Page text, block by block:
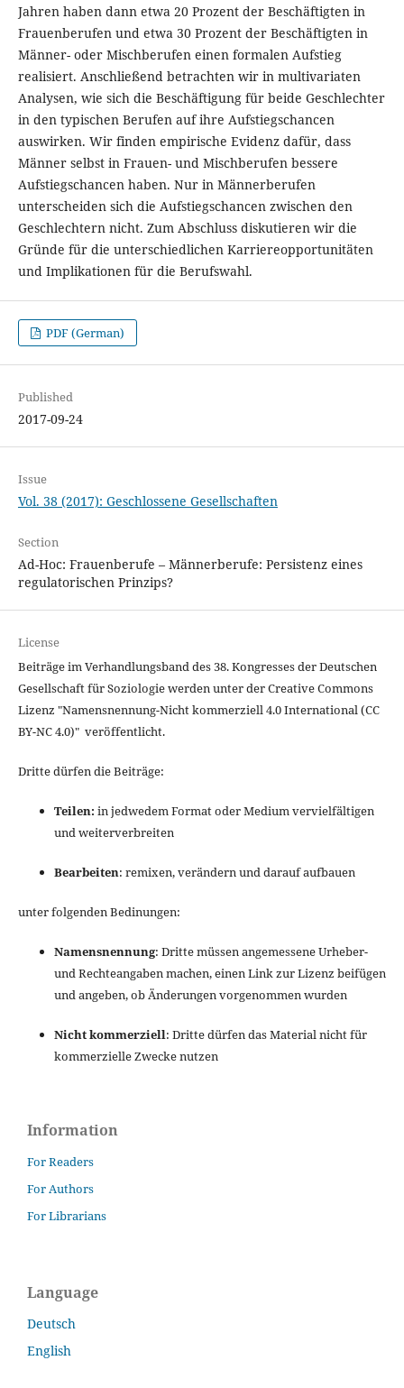
Jahren haben dann etwa 20 Prozent der Beschäftigten in
Frauenberufen und etwa 30 Prozent der Beschäftigten in
Männer- oder Mischberufen einen formalen Aufstieg
realisiert. Anschließend betrachten wir in multivariaten
Analysen, wie sich die Beschäftigung für beide Geschlechter
in den typischen Berufen auf ihre Aufstiegschancen
auswirken. Wir finden empirische Evidenz dafür, dass
Männer selbst in Frauen- und Mischberufen bessere
Aufstiegschancen haben. Nur in Männerberufen
unterscheiden sich die Aufstiegschancen zwischen den
Geschlechtern nicht. Zum Abschluss diskutieren wir die
Gründe für die unterschiedlichen Karriereopportunitäten
und Implikationen für die Berufswahl.
PDF (German)
Published
2017-09-24
Issue
Vol. 38 (2017): Geschlossene Gesellschaften
Section
Ad-Hoc: Frauenberufe – Männerberufe: Persistenz eines
regulatorischen Prinzips?
License
Beiträge im Verhandlungsband des 38. Kongresses der Deutschen
Gesellschaft für Soziologie werden unter der Creative Commons
Lizenz "Namensnennung-Nicht kommerziell 4.0 International(CC
BY-NC 4.0)" veröffentlicht.
Dritte dürfen die Beiträge:
Teilen: in jedwedem Format oder Medium vervielfältigen
und weiterverbreiten
Bearbeiten: remixen, verändern und darauf aufbauen
unter folgenden Bedinungen:
Namensnennung: Dritte müssen angemessene Urheber-
und Rechteangaben machen, einen Link zur Lizenz beifügen
und angeben, ob Änderungen vorgenommen wurden
Nicht kommerziell: Dritte dürfen das Material nicht für
kommerzielle Zwecke nutzen
Information
For Readers
For Authors
For Librarians
Language
Deutsch
English